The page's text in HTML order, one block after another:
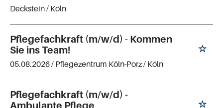
Deckstein/ Köln
Pflegefachkraft (m/w/d) - Kommen
Sie ins Team!
05.08.2026 / Pflegezentrum Köln-Porz/ Köln
Pflegefachkraft (m/w/d) -
Ambulante Pflege